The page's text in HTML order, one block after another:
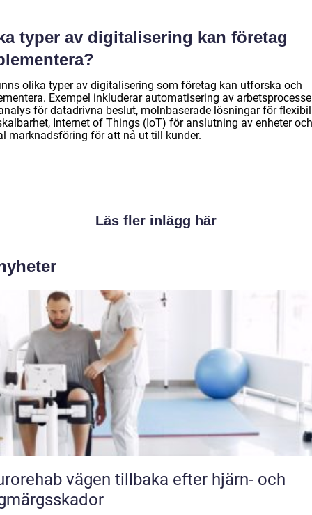
typer av digitalisering kan företag
olika typer av digitalisering som företag kan utforska och
Exempel inkluderar automatisering av
för datadrivna beslut, molnbaserade lösningar för
Internet of Things (IoT) för anslutning av enheter och
marknadsföring för att nå ut till kunder.
Läs fler inlägg här
tillbaka efter hjärn- och